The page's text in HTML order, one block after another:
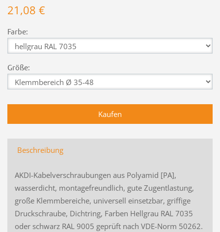
21,08 €
Farbe:
Größe:
Beschreibung
AKDI-Kabelverschraubungen aus Polyamid [PA],
wasserdicht, montagefreundlich, gute Zugentlastung,
große Klemmbereiche, universell einsetzbar, griffige
Druckschraube, Dichtring, Farben Hellgrau RAL 7035
oder schwarz RAL 9005 geprüft nach VDE-Norm 50262.